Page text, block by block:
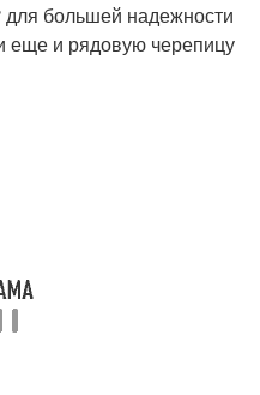
большей надежности
еще и рядовую черепицу